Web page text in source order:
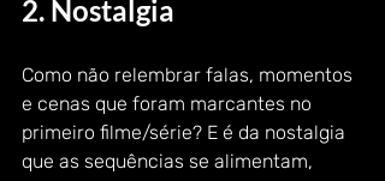
2. Nostalgia
Como não relembrar falas, momentos
e cenas que foram marcantes no
primeiro filme/série? E é da nostalgia
que as sequências se alimentam,